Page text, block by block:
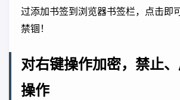
过添加书签到浏览器书签栏，点击即
禁锢！
对右键操作加密，禁止
操作